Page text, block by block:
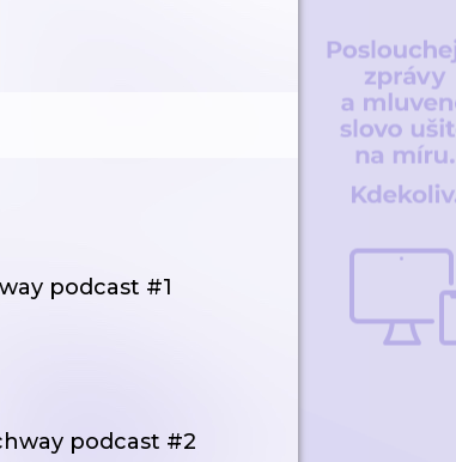
podcast #1
podcast #2